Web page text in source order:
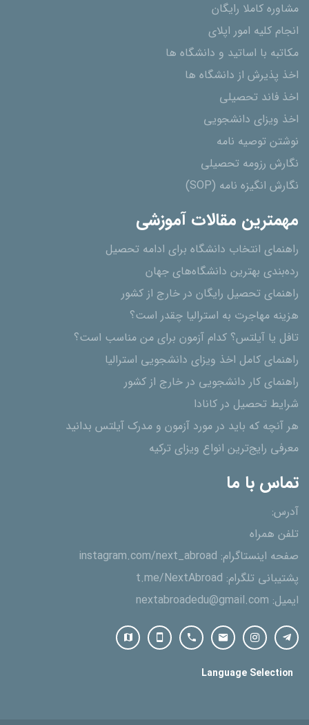
مشاوره کاملا رایگان
انجام کلیه امور اپلای
مکاتبه با اساتید و دانشگاه ها
اخذ پذیرش از دانشگاه ھا
اخذ فاند تحصیلی
اخذ ویزای دانشجویی
نوشتن توصیه نامه
نگارش رزومه تحصیلی
نگارش انگیزه نامه (SOP)
مهمترین مقالات آموزشی
راهنمای انتخاب دانشگاه برای ادامه تحصیل
رده‌بندی بهترین دانشگاه‌های جهان
راهنمای تحصیل رایگان در خارج از کشور
هزینه مهاجرت به استرالیا چقدر است؟
تافل یا آیلتس؟ کدام آزمون برای من مناسب است؟
راهنمای کامل اخذ ویزای دانشجویی استرالیا
راهنمای کار دانشجویی در خارج از کشور
شرایط تحصیل در کانادا
هر آنچه که باید در مورد آزمون و مدرک آیلتس بدانید
معرفی رایج‌ترین انواع ویزای ترکیه
تماس با ما
آدرس:
تلفن همراه
صفحه اینستاگرام: instagram.com/next_abroad
پشتیبانی تلگرام: t.me/NextAbroad
ایمیل: nextabroadedu@gmail.com
Language Selection